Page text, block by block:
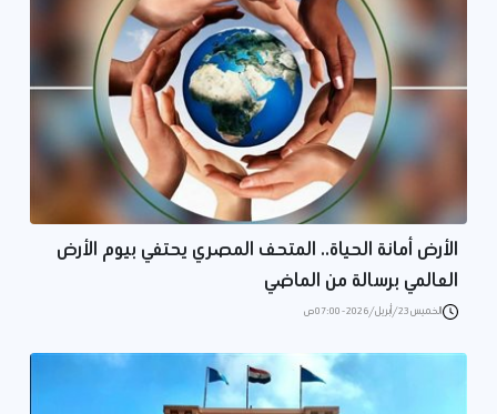
الأرض أمانة الحياة.. المتحف المصري يحتفي بيوم الأرض
العالمي برسالة من الماضي
الخميس 23/أبريل/2026 - 07:00 ص